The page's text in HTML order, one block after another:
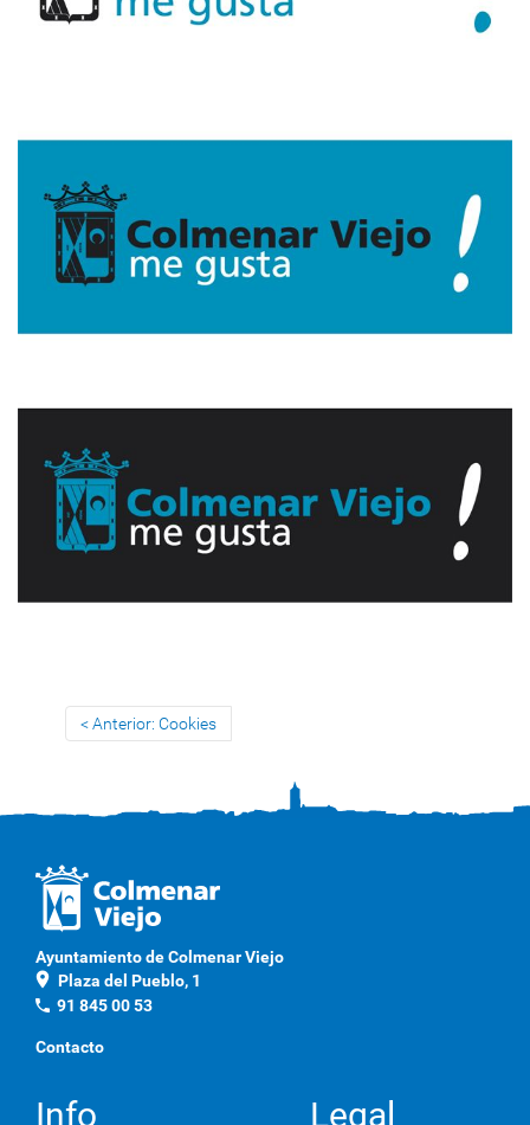
Anterior: Cookies
Ayuntamiento de Colmenar Viejo
location_on Plaza del Pueblo, 1
phone 91 845 00 53
Contacto
Info Legal